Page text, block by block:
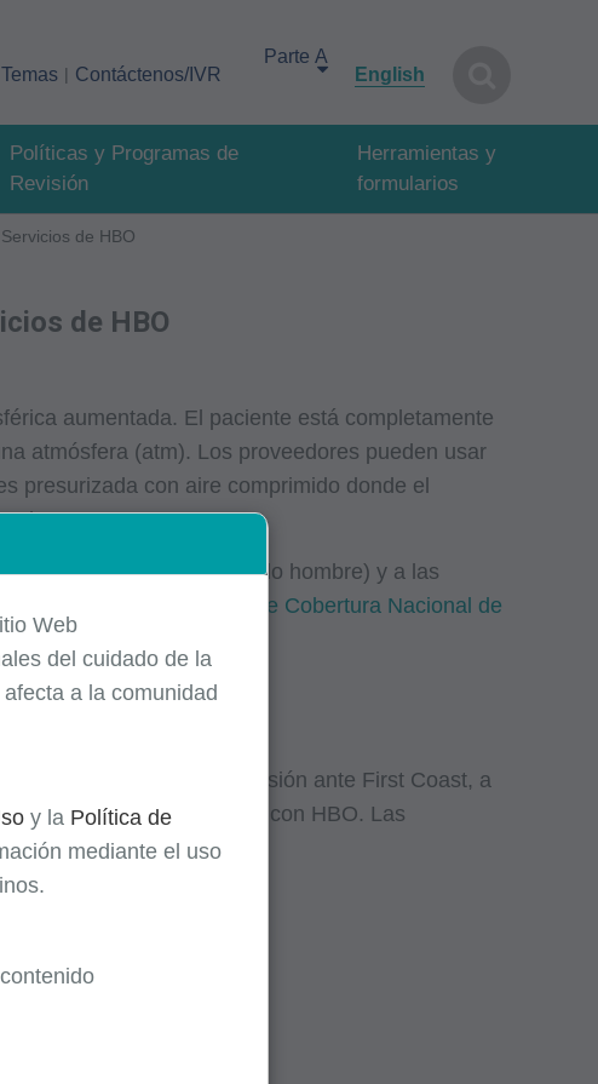
Temas Contáctenos/IVR
English
Políticas y Programas de
Revisión
Herramientas y
formularios
de HBO
de HBO
aumentada. El paciente está completamente
atmósfera (atm). Los proveedores pueden usar
presurizada con aire comprimido donde el
la unidad de un solo hombre) y a las
de Determinaciones de Cobertura Nacional de
apelaron la decisión ante First Coast, a
médica de la terapia con HBO. Las
Web
del cuidado de la
a la comunidad
y la Política de
mediante el uso